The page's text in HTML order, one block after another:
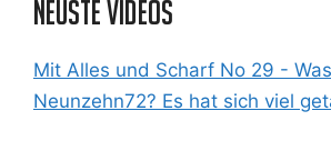
Neuste Videos
Mit Alles und Scharf No 29 -
Neunzehn72? Es hat sich viel